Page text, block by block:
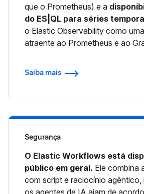
que o Prometheus) e a
do ES|QL para séries
o Elastic Observability como
atraente ao Prometheus e ao
Saiba mais
Segurança
O Elastic Workflows está
público em geral. Ele combina
com script e raciocínio agêntico,